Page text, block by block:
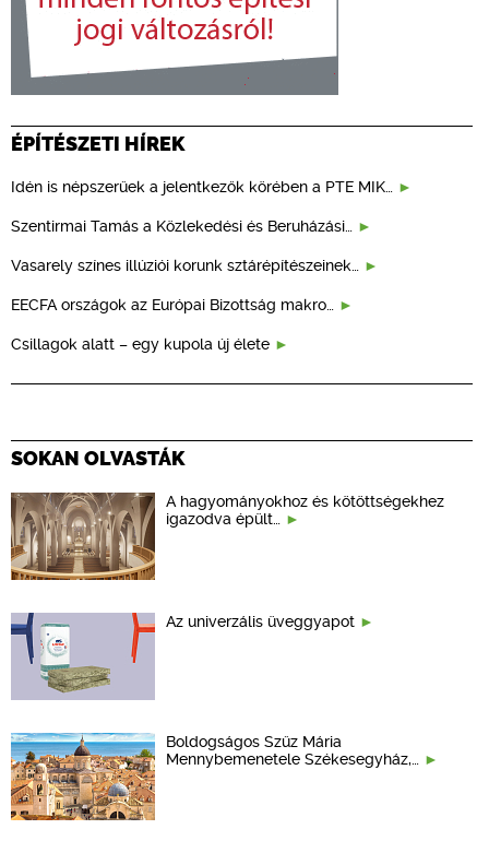
ÉPÍTÉSZETI HÍREK
Idén is népszerűek a jelentkezők körében a PTE MIK…
Szentirmai Tamás a Közlekedési és Beruházási…
Vasarely színes illúziói korunk sztárépítészeinek…
EECFA országok az Európai Bizottság makro…
Csillagok alatt – egy kupola új élete
SOKAN OLVASTÁK
A hagyományokhoz és kötöttségekhez
igazodva épült…
Az univerzális üveggyapot
Boldogságos Szűz Mária
Mennybemenetele Székesegyház,…